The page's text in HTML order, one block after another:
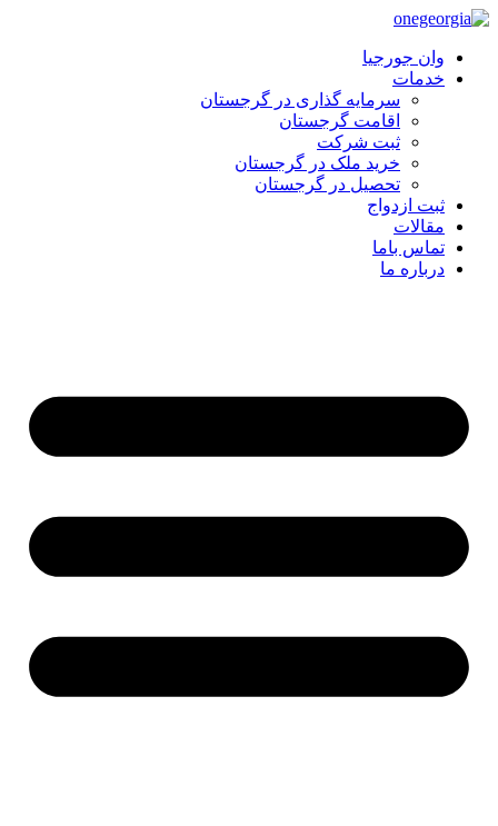
وان جورجیا
خدمات
سرمایه گذاری در گرجستان
اقامت گرجستان
ثبت شرکت
خرید ملک در گرجستان
تحصیل در گرجستان
ثبت ازدواج
مقالات
تماس باما
درباره ما